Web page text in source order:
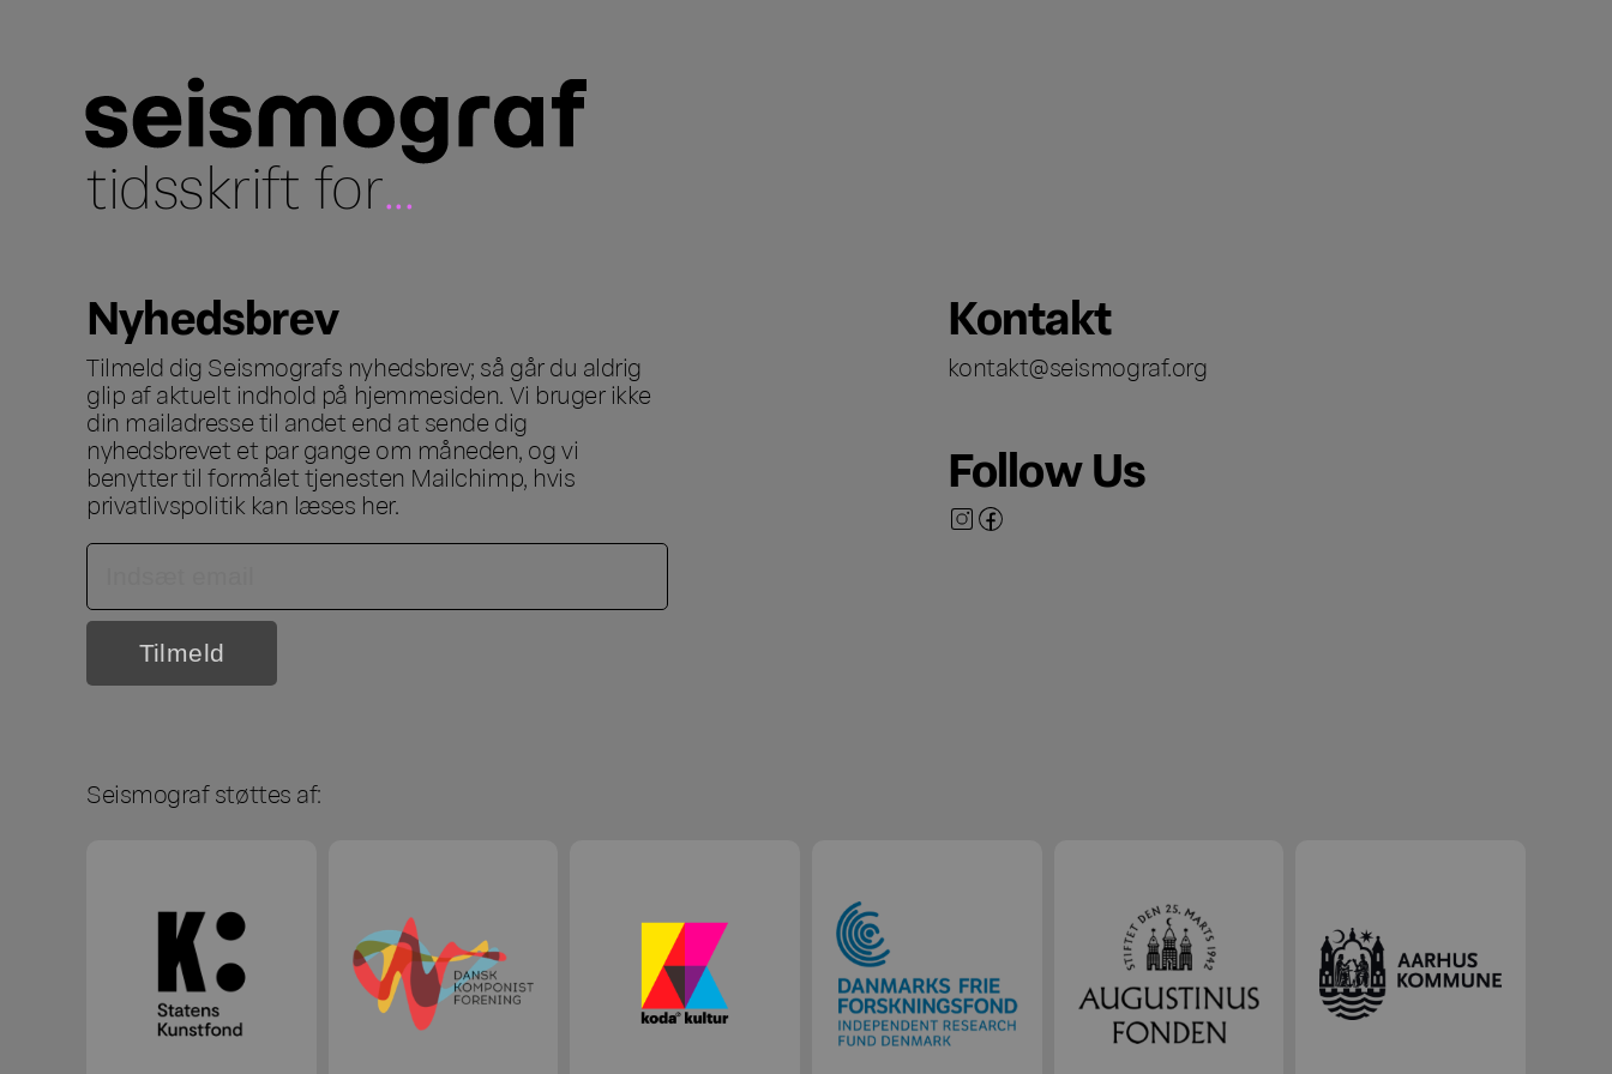
tidsskrift for...
Nyhedsbrev
Tilmeld dig Seismografs nyhedsbrev; så går du aldrig
glip af aktuelt indhold på hjemmesiden. Vi bruger ikke
din mailadresse til andet end at sende dig
nyhedsbrevet et par gange om måneden, og vi
benytter til formålet tjenesten Mailchimp, hvis
privatlivspolitik kan læses her.
Kontakt
kontakt@seismograf.org
Follow Us
Seismograf støttes af: